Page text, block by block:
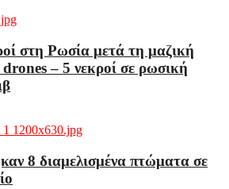
στη Ρωσία μετά τη μαζική
– 5 νεκροί σε ρωσική
8 διαμελισμένα πτώματα σε